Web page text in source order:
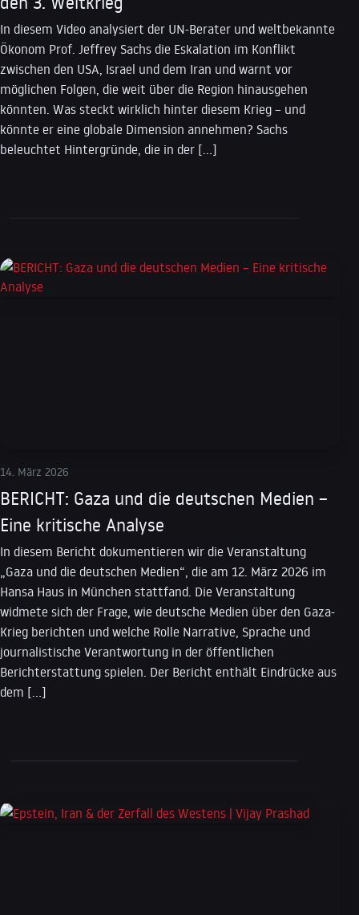
In diesem Video analysiert der UN-Berater und weltbekannte
Ökonom Prof. Jeffrey Sachs die Eskalation im Konflikt
zwischen den USA, Israel und dem Iran und warnt vor
möglichen Folgen, die weit über die Region hinausgehen
könnten. Was steckt wirklich hinter diesem Krieg – und
könnte er eine globale Dimension annehmen? Sachs
beleuchtet Hintergründe, die in der […]
14. März 2026
BERICHT: Gaza und die deutschen Medien –
Eine kritische Analyse
In diesem Bericht dokumentieren wir die Veranstaltung
„Gaza und die deutschen Medien“, die am 12. März 2026 im
Hansa Haus in München stattfand. Die Veranstaltung
widmete sich der Frage, wie deutsche Medien über den Gaza-
Krieg berichten und welche Rolle Narrative, Sprache und
journalistische Verantwortung in der öffentlichen
Berichterstattung spielen. Der Bericht enthält Eindrücke aus
dem […]